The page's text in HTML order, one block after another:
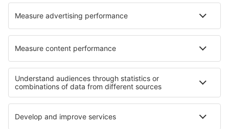
Unterkunft Longvilly Unterkunft Oriolo
Unterkunft in Langballig Unterkunft in Esmoriz
Die besten Unterkünfte - Regionen
Unterkunft im Sequoia-Nationalpark Unterkunft in Dolomites
Unterkunft in Jostedalsbreen-Nationalpark
Unterkunft in Vratsa